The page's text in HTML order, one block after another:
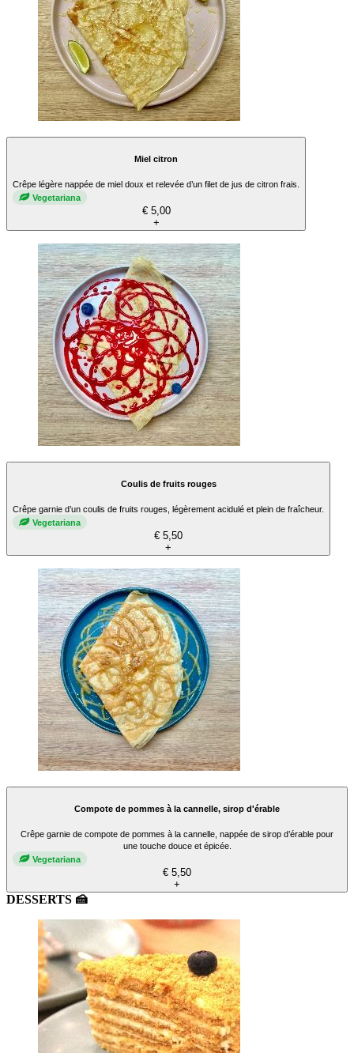
Miel citron
Crêpe légère nappée de miel doux et relevée d’un filet de jus de citron frais.
Vegetariana
€ 5,00
+
Coulis de fruits rouges
Crêpe garnie d’un coulis de fruits rouges, légèrement acidulé et plein de fraîcheur.
Vegetariana
€ 5,50
+
Compote de pommes à la cannelle, sirop d'érable
Crêpe garnie de compote de pommes à la cannelle, nappée de sirop d’érable pour
une touche douce et épicée.
Vegetariana
€ 5,50
+
DESSERTS 🍰